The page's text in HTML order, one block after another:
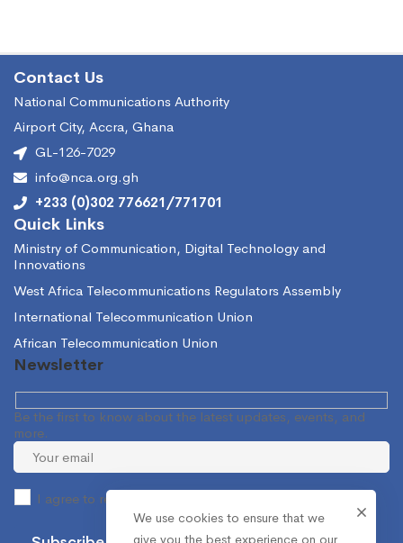
Contact Us
National Communications Authority
Airport City, Accra, Ghana
GL-126-7029
info@nca.org.gh
+233 (0)302 776621/771701
Quick Links
Ministry of Communication, Digital Technology and
Innovations
West Africa Telecommunications Regulators Assembly
International Telecommunication Union
African Telecommunication Union
Newsletter
Be the first to know about the latest updates, events, and
more.
I agree to receive occasional information from the NCA.
We use cookies to ensure that we
give you the best experience on our